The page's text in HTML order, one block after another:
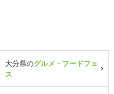
大分県のグルメ・フードフェ
ス